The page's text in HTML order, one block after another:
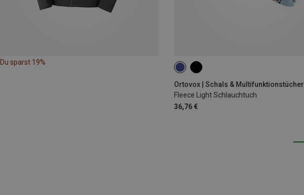
Du sparst 19%
Ortovox | Schals & Multifunktionstücher
Fleece Light Schlauchtuch
36,76 €
ONE SIZE